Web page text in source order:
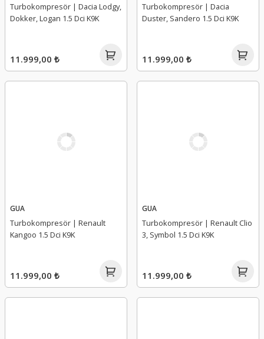
Turbokompresör | Dacia Lodgy,
Dokker, Logan 1.5 Dci K9K
11.999,00 ₺
Turbokompresör | Dacia
Duster, Sandero 1.5 Dci K9K
11.999,00 ₺
GUA
Turbokompresör | Renault
Kangoo 1.5 Dci K9K
11.999,00 ₺
GUA
Turbokompresör | Renault Clio
3, Symbol 1.5 Dci K9K
11.999,00 ₺